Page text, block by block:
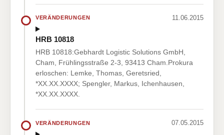
VERÄNDERUNGEN 11.06.2015
HRB 10818
HRB 10818:Gebhardt Logistic Solutions GmbH,
Cham, Frühlingsstraße 2-3, 93413 Cham.Prokura
erloschen: Lemke, Thomas, Geretsried,
*XX.XX.XXXX; Spengler, Markus, Ichenhausen,
*XX.XX.XXXX.
VERÄNDERUNGEN 07.05.2015